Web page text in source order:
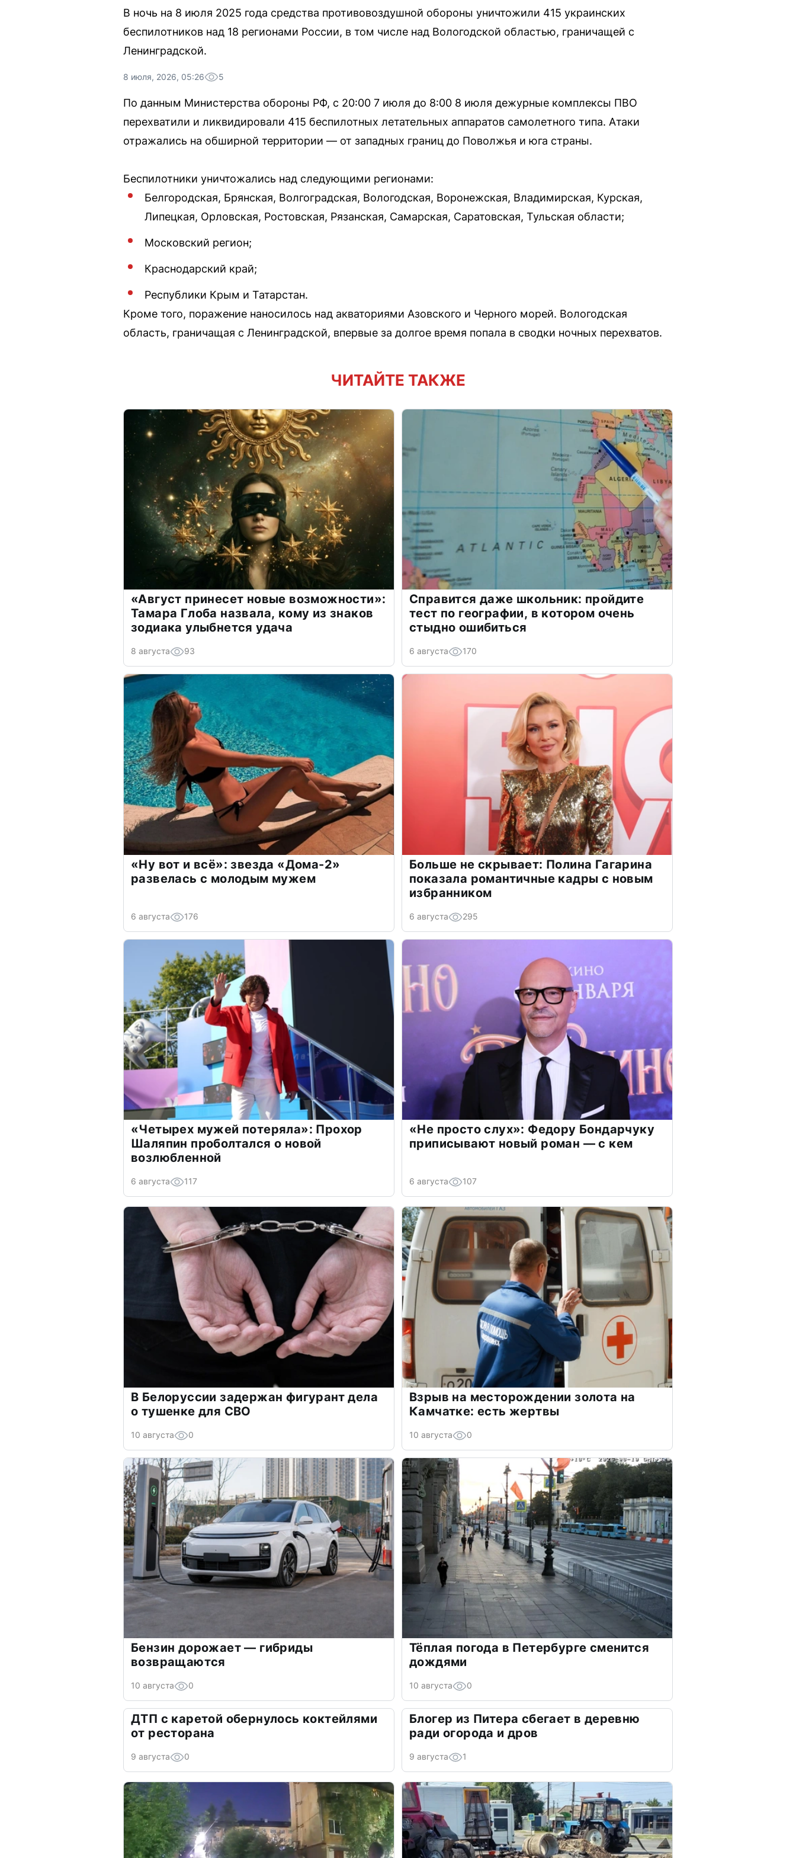
В ночь на 8 июля 2025 года средства противовоздушной обороны уничтожили 415 украинских
беспилотников над 18 регионами России, в том числе над Вологодской областью, граничащей с
Ленинградской.
8 июля, 2026, 05:26 5
По данным Министерства обороны РФ, с 20:00 7 июля до 8:00 8 июля дежурные комплексы ПВО
перехватили и ликвидировали 415 беспилотных летательных аппаратов самолетного типа. Атаки
отражались на обширной территории — от западных границ до Поволжья и юга страны.
Беспилотники уничтожались над следующими регионами:
Белгородская, Брянская, Волгоградская, Вологодская, Воронежская, Владимирская, Курская,
Липецкая, Орловская, Ростовская, Рязанская, Самарская, Саратовская, Тульская области;
Московский регион;
Краснодарский край;
Республики Крым и Татарстан.
Кроме того, поражение наносилось над акваториями Азовского и Черного морей. Вологодская
область, граничащая с Ленинградской, впервые за долгое время попала в сводки ночных перехватов.
ЧИТАЙТЕ ТАКЖЕ
«Август принесет новые возможности»:
Тамара Глоба назвала, кому из знаков
зодиака улыбнется удача
8 августа 93
Справится даже школьник: пройдите
тест по географии, в котором очень
стыдно ошибиться
6 августа 170
«Ну вот и всё»: звезда «Дома-2»
развелась с молодым мужем
6 августа 176
Больше не скрывает: Полина Гагарина
показала романтичные кадры с новым
избранником
6 августа 295
«Четырех мужей потеряла»: Прохор
Шаляпин проболтался о новой
возлюбленной
6 августа 117
«Не просто слух»: Федору Бондарчуку
приписывают новый роман — с кем
6 августа 107
В Белоруссии задержан фигурант дела
о тушенке для СВО
10 августа 0
Взрыв на месторождении золота на
Камчатке: есть жертвы
10 августа 0
Бензин дорожает — гибриды
возвращаются
10 августа 0
Тёплая погода в Петербурге сменится
дождями
10 августа 0
ДТП с каретой обернулось коктейлями
от ресторана
9 августа 0
Блогер из Питера сбегает в деревню
ради огорода и дров
9 августа 1